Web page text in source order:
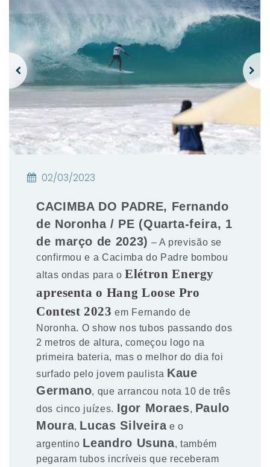
02/03/2023
CACIMBA DO PADRE, Fernando
de Noronha / PE (Quarta-feira, 1
de março de 2023) – A previsão se
confirmou e a Cacimba do Padre bombou
altas ondas para o Elétron Energy
apresenta o Hang Loose Pro
Contest 2023 em Fernando de
Noronha. O show nos tubos passando dos
2 metros de altura, começou logo na
primeira bateria, mas o melhor do dia foi
surfado pelo jovem paulista Kaue
Germano, que arrancou nota 10 de três
dos cinco juízes. Igor Moraes, Paulo
Moura, Lucas Silveirae o
argentino Leandro Usuna, também
pegaram tubos incríveis que receberam